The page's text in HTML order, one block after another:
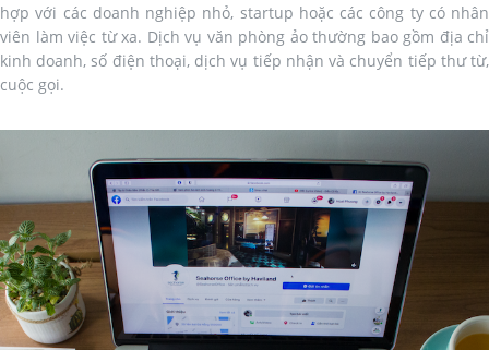
hợp với các doanh nghiệp nhỏ, startup hoặc các công ty có nhân
viên làm việc từ xa. Dịch vụ văn phòng ảo thường bao gồm địa chỉ
kinh doanh, số điện thoại, dịch vụ tiếp nhận và chuyển tiếp thư từ,
cuộc gọi.